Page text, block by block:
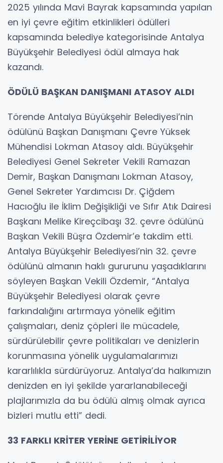
2025 yılında Mavi Bayrak kapsamında yapılan
en iyi çevre eğitim etkinlikleri ödülleri
kapsamında belediye kategorisinde Antalya
Büyükşehir Belediyesi ödül almaya hak
kazandı.
ÖDÜLÜ BAŞKAN DANIŞMANI ATASOY ALDI
Törende Antalya Büyükşehir Belediyesi’nin
ödülünü Başkan Danışmanı Çevre Yüksek
Mühendisi Lokman Atasoy aldı. Büyükşehir
Belediyesi Genel Sekreter Vekili Ramazan
Demir, Başkan Danışmanı Lokman Atasoy,
Genel Sekreter Yardımcısı Dr. Çiğdem
Hacıoğlu ile İklim Değişikliği ve Sıfır Atık Dairesi
Başkanı Melike Kireçcibaşı 32. çevre ödülünü
Başkan Vekili Büşra Özdemir’e takdim etti.
Antalya Büyükşehir Belediyesi’nin 32. çevre
ödülünü almanın haklı gururunu yaşadıklarını
söyleyen Başkan Vekili Özdemir, “Antalya
Büyükşehir Belediyesi olarak çevre
farkındalığını artırmaya yönelik eğitim
çalışmaları, deniz çöpleri ile mücadele,
sürdürülebilir çevre politikaları ve denizlerin
korunmasına yönelik uygulamalarımızı
kararlılıkla sürdürüyoruz. Antalya’da halkımızın
denizden en iyi şekilde yararlanabileceği
plajlarımızla da bu ödülü almış olmak ayrıca
bizleri mutlu etti” dedi.
33 FARKLI KRİTER YERİNE GETİRİLİYOR